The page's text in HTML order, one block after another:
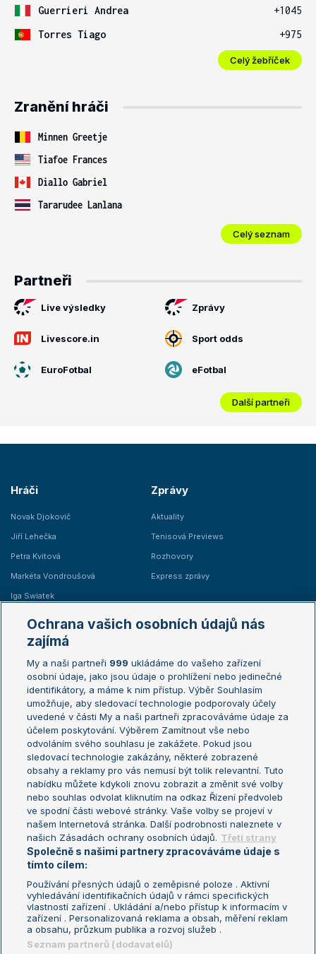
Guerrieri Andrea
+1045
Torres Tiago
+975
Celý žebříček
Zranění hráči
Minnen Greetje
Tiafoe Frances
Diallo Gabriel
Tararudee Lanlana
Celý seznam
Partneři
Live výsledky Zprávy
Livescore.in Sport odds
EuroFotbal eFotbal
Další partneři
Hráči
Novak Djokovič
Jiří Lehečka
Petra Kvitová
Markéta Vondroušová
Iga Swiatek
Zprávy
Aktuality
Tenisová Previews
Rozhovory
Express zprávy
Žebříčky
Žebříček ATP (muži)
Žebříček WTA (ženy)
Sázkařský žebříček
Australian Open
French Open
Wimbledon
US Open
Turnaj mistrů
Turnaj mistryň
Aktualní trendy
Fotbalové přestupy
Livesport Daily
LS Prague Open
Podmínky užití
Nastavení soukromí
GDPR a žurnalistika
Reklama
Kontakt
Informace o zpracování osobních
údajů
Ochrana vašich osobních údajů nás
zajímá
My a naši partneři 999 ukládáme do vašeho zařízení
osobní údaje, jako jsou údaje o prohlížení nebo jedinečné
identifikátory, a máme k nim přístup. Výběr Souhlasím
umožňuje, aby sledovací technologie podporovaly účely
uvedené v části My a naši partneři zpracováváme údaje za
účelem poskytování. Výběrem Zamítnout vše nebo
odvoláním svého souhlasu je zakážete. Pokud jsou
sledovací technologie zakázány, některé zobrazené
obsahy a reklamy pro vás nemusí být tolik relevantní. Tuto
nabídku můžete kdykoli znovu zobrazit a změnit své volby
nebo souhlas odvolat kliknutím na odkaz Řízení předvoleb
ve spodní části webové stránky. Vaše volby se projeví v
našem Internetová stránka. Další podrobnosti naleznete v
našich Zásadách ochrany osobních údajů. Třetí strany
Společně s našimi partnery zpracováváme údaje s
tímto cílem:
Používání přesných údajů o zeměpisné poloze . Aktivní
vyhledávání identifikačních údajů v rámci specifických
vlastností zařízení . Ukládání a/nebo přístup k informacím v
zařízení . Personalizovaná reklama a obsah, měření reklam
a obsahu, průzkum publika a rozvoj služeb .
Seznam partnerů (dodavatelů)